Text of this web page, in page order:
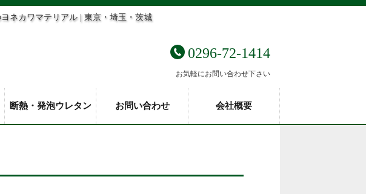
ネカワマテリアル | 東京・埼玉・茨城
0296-72-1414
お気軽にお問い合わせ下さい
断熱・発泡ウレタン お問い合わせ 会社概要